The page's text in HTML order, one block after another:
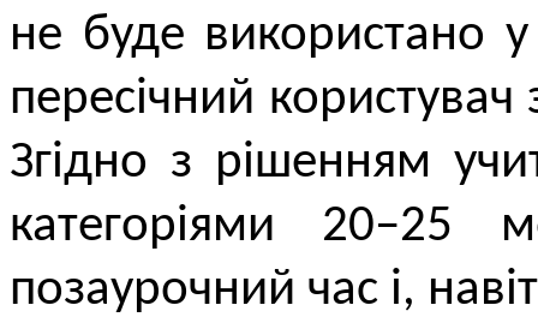
не буде використано
пересічний користувач
Згідно з рішенням
категоріями 20–25
позаурочний час і,